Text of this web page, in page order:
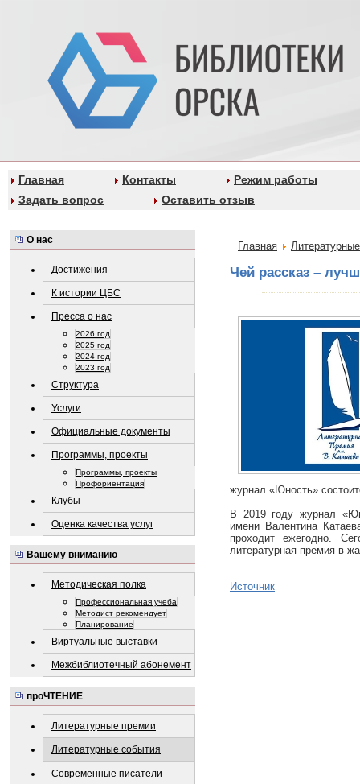
Главная Контакты
Режим работы
Задать вопрос
Оставить отзыв
О нас
Достижения
К истории ЦБС
Пресса о нас
2026 год
2025 год
2024 год
2023 год
Структура
Услуги
Официальные документы
Программы, проекты
Программы, проекты
Профориентация
Клубы
Оценка качества услуг
Вашему вниманию
Методическая полка
Профессиональная учеба
Методист рекомендует
Планирование
Виртуальные выставки
Межбиблиотечный абонемент
проЧТЕНИЕ
Литературные премии
Литературные события
Современные писатели
Главная
Чей рассказ –
журнал «Юность»
В 2019 году журнал
имени Валентина
проходит ежегодно.
литературная премия в
Источник